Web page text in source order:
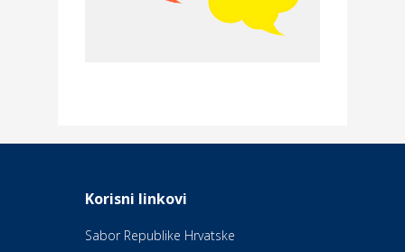
Daruvarske toplice – ljekovita
Korisni linkovi
Sabor Republike Hrvatske